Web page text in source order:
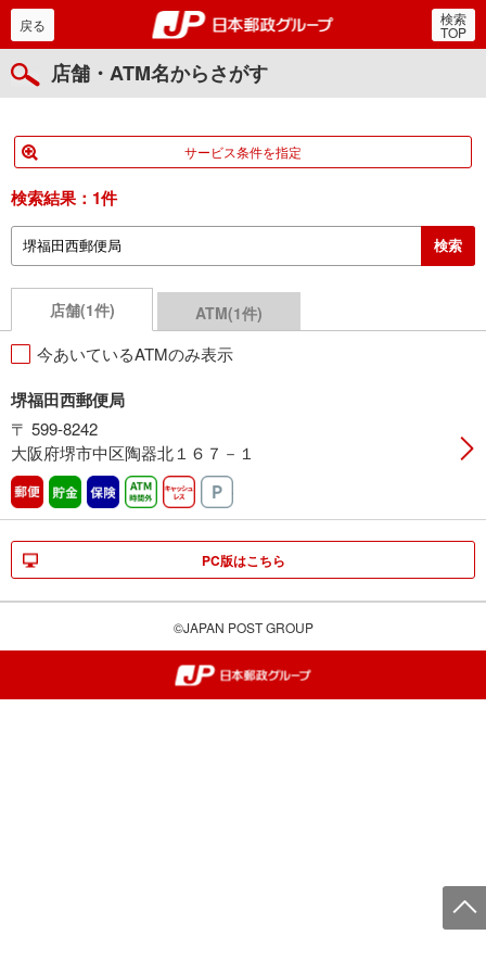
郵便局・日本郵政グルー
戻る 検索
TOP
店舗・ATM名からさがす
サービス条件を指定
検索結果： 1件
店舗(1件) ATM(1件)
今あいているATMのみ表示
堺福田西郵便局
〒 599-8242
大阪府堺市中区陶器北１６７－１
郵便 貯金 保険 ATM時間外キャッシュレス
PC版はこちら
©JAPAN POST GROUP